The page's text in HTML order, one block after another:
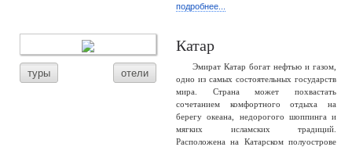
подробнее...
туры отели
Катар
Эмират Катар богат нефтью и газом,
одно из самых состоятельных государств
мира. Страна может похвастать
сочетанием комфортного отдыха на
берегу океана, недорогого шоппинга и
мягких исламских традиций.
Расположена на Катарском полуострове